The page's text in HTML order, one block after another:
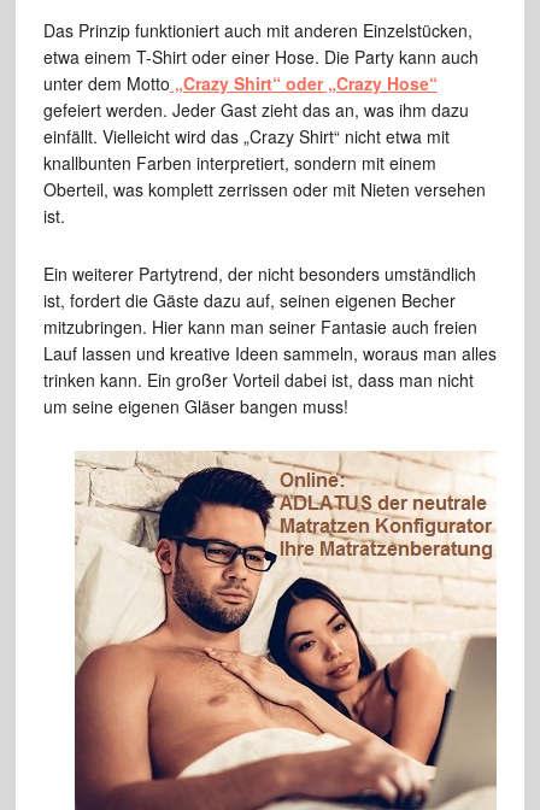
Das Prinzip funktioniert auch mit anderen Einzelstücken,
etwa einem T-Shirt oder einer Hose. Die Party kann auch
unter dem Motto „Crazy Shirt“ oder „Crazy Hose“
gefeiert werden. Jeder Gast zieht das an, was ihm dazu
einfällt. Vielleicht wird das „Crazy Shirt“ nicht etwa mit
knallbunten Farben interpretiert, sondern mit einem
Oberteil, was komplett zerrissen oder mit Nieten versehen
ist.
Ein weiterer Partytrend, der nicht besonders umständlich
ist, fordert die Gäste dazu auf, seinen eigenen Becher
mitzubringen. Hier kann man seiner Fantasie auch freien
Lauf lassen und kreative Ideen sammeln, woraus man alles
trinken kann. Ein großer Vorteil dabei ist, dass man nicht
um seine eigenen Gläser bangen muss!